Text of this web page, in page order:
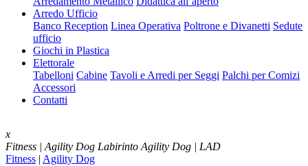
Arredo Ufficio
Banco Reception Linea Operativa Poltrone e Divanetti Sedute
ufficio
Giochi in Plastica
Elettorale
Tabelloni Cabine Tavoli e Arredi per Seggi Palchi per Comizi
Accessori
Contatti
x
Fitness | Agility Dog Labirinto Agility Dog | LAD
Fitness | Agility Dog